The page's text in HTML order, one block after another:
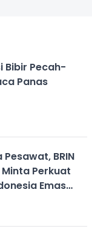
Bibir Pecah-
Panas
BRIN
Perkuat
Emas